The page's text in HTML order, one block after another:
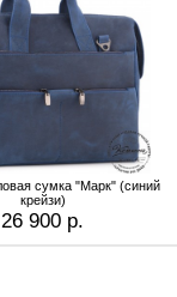
сумка "Марк" (синий
крейзи)
26 900 р.